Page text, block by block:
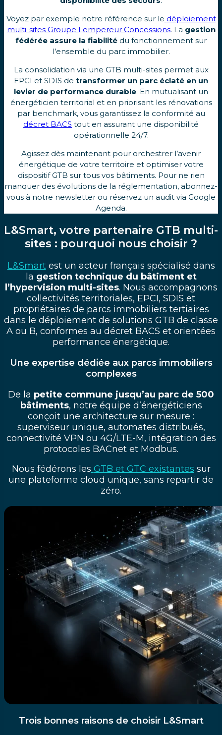
Voyez par exemple notre référence sur le déploiement
multi-sites Groupe Lempereur Concessions. La gestion
fédérée assure la fiabilité du fonctionnement sur
l’ensemble du parc immobilier.
La consolidation via une GTB multi-sites permet aux
EPCI et SDIS de transformer un parc éclaté en un
levier de performance durable. En mutualisant un
énergéticien territorial et en priorisant les rénovations
par benchmark, vous garantissez la conformité au
décret BACS tout en assurant une disponibilité
opérationnelle 24/7.
Agissez dès maintenant pour orchestrer l’avenir
énergétique de votre territoire et optimiser votre
dispositif GTB sur tous vos bâtiments. Pour ne rien
manquer des évolutions de la réglementation, abonnez-
vous à notre newsletter ou réservez un audit via Google
Agenda.
L&Smart, votre partenaire GTB multi-
sites : pourquoi nous choisir ?
L&Smartest un acteur français spécialisé dans
la gestion technique du bâtiment et
l’hypervision multi-sites. Nous accompagnons
collectivités territoriales, EPCI, SDIS et
propriétaires de parcs immobiliers tertiaires
dans le déploiement de solutions GTB de classe
A ou B, conformes au décret BACS et orientées
performance énergétique.
Une expertise dédiée aux parcs immobiliers
complexes
De la petite commune jusqu’au parc de 500
bâtiments, notre équipe d’énergéticiens
conçoit une architecture sur mesure :
superviseur unique, automates distribués,
connectivité VPN ou 4G/LTE-M, intégration des
protocoles BACnet et Modbus.
Nous fédérons les GTB et GTC existantes sur
une plateforme cloud unique, sans repartir de
zéro.
Trois bonnes raisons de choisir L&Smart